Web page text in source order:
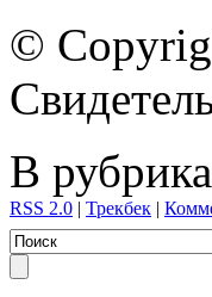
©
В
RSS 2.0 | Трекбек |